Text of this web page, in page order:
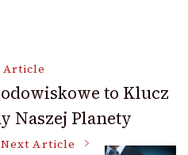
Article
to Klucz
Naszej Planety
Next Article